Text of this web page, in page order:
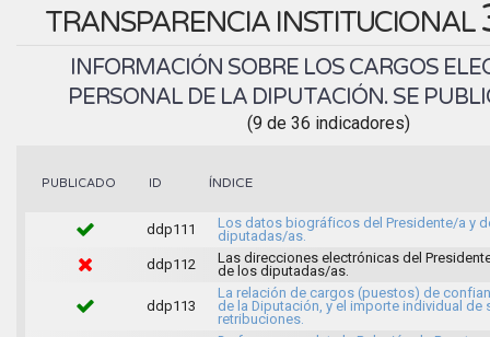
TRANSPARENCIA INSTITUCIONAL
INFORMACIÓN SOBRE LOS CARGOS
PERSONAL DE LA DIPUTACIÓN. SE
(9 de 36 indicadores)
PUBLICADO ID ÍNDICE
ddp111
Los datos biográficos del Presidente/a y
diputadas/as.
ddp112
Las direcciones electrónicas del
de los diputadas/as.
ddp113
La relación de cargos (puestos) de
de la Diputación, y el importe individual de
retribuciones.